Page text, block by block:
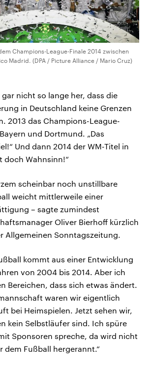
Champions-League-Finale 2014 zwischen
Madrid. (DPA / Picture Alliance / Mario Cruz)
nicht so lange her, dass die
in Deutschland keine Grenzen
2013 das Champions-League-
und Dortmund. „Das
Und dann 2014 der WM-Titel in
doch Wahnsinn!“
scheinbar noch unstillbare
weicht mittlerweile einer
– sagte zumindest
Oliver Bierhoff kürzlich
Allgemeinen Sonntagszeitung.
kommt aus einer Entwicklung
von 2004 bis 2014. Aber ich
Bereichen, dass sich etwas ändert.
waren wir eigentlich
bei Heimspielen. Jetzt sehen wir,
kein Selbstläufer sind. Ich spüre
Sponsoren spreche, da wird nicht
dem Fußball hergerannt.“